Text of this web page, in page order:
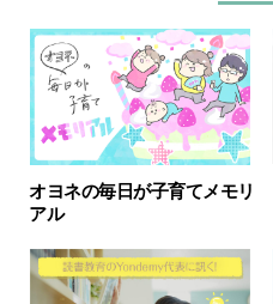
オヨネの毎日が子育てメモリ
アル